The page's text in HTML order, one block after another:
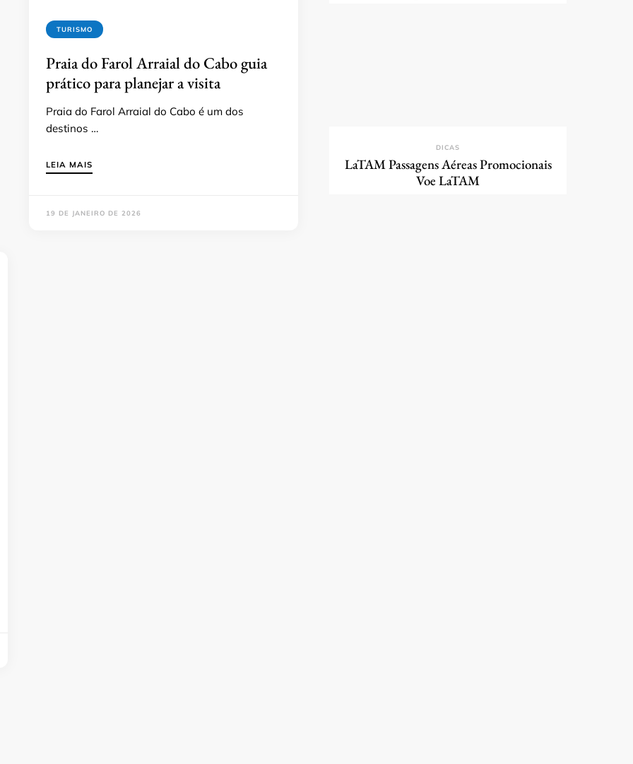
TURISMO
Praia do Farol Arraial do Cabo guia
prático para planejar a visita
Praia do Farol Arraial do Cabo é um dos
destinos …
LEIA MAIS
19 DE JANEIRO DE 2026
DICAS
LaTAM Passagens Aéreas Promocionais
Voe LaTAM